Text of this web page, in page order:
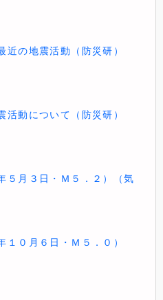
近の地震活動（防災研）
活動について（防災研）
５月３日・Ｍ５．２）（気
１０月６日・Ｍ５．０）